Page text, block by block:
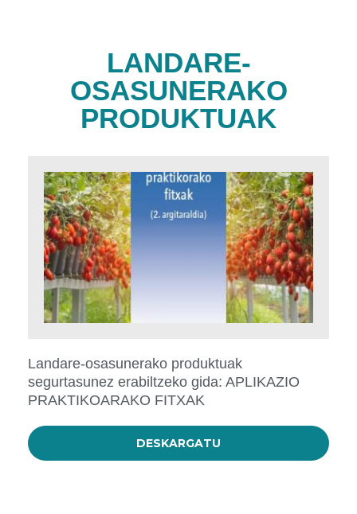
LANDARE-
OSASUNERAKO
PRODUKTUAK
Landare-osasunerako produktuak
segurtasunez erabiltzeko gida: APLIKAZIO
PRAKTIKOARAKO FITXAK
DESKARGATU